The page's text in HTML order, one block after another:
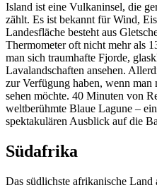
Island ist eine Vulkaninsel, die
zählt. Es ist bekannt für Wind,
Landesfläche besteht aus
Thermometer oft nicht mehr als
man sich traumhafte Fjorde,
Lavalandschaften ansehen.
zur Verfügung haben, wenn
sehen möchte. 40 Minuten von
weltberühmte Blaue Lagune –
spektakulären Ausblick auf die
Südafrika
Das südlichste afrikanische